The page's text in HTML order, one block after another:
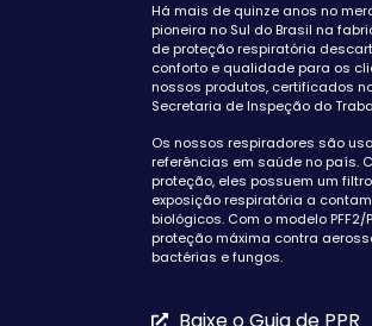
Há mais de quinze anos no
pioneira no Sul do Brasil na
de proteção respiratória
conforto e qualidade para os
nossos produtos, certificados no
Secretaria de Inspeção do
Os nossos respiradores são
referências em saúde no país.
proteção, eles possuem um
exposição respiratória a
biológicos. Com o modelo
proteção máxima contra
bactérias e fungos.